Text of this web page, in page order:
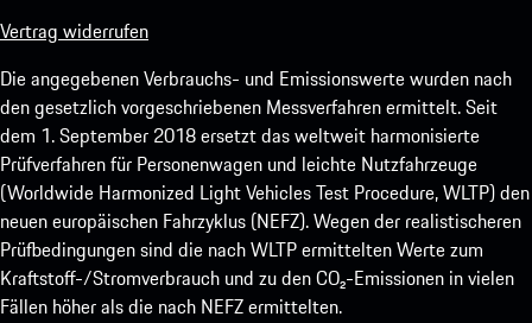
Vertrag widerrufen
Die angegebenen Verbrauchs- und Emissionswerte wurden nach
den gesetzlich vorgeschriebenen Messverfahren ermittelt. Seit
dem 1. September 2018 ersetzt das weltweit harmonisierte
Prüfverfahren für Personenwagen und leichte Nutzfahrzeuge
(Worldwide Harmonized Light Vehicles Test Procedure, WLTP) den
neuen europäischen Fahrzyklus (NEFZ). Wegen der realistischeren
Prüfbedingungen sind die nach WLTP ermittelten Werte zum
Kraftstoff-/Stromverbrauch und zu den CO₂-Emissionen in vielen
Fällen höher als die nach NEFZ ermittelten.